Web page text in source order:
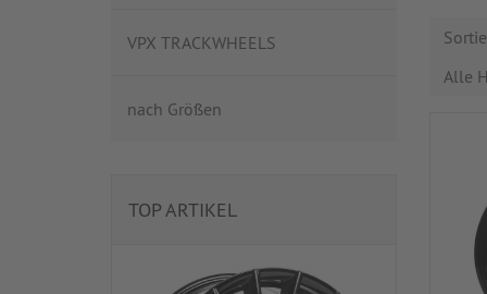
Alle
VPX TRACKWHEELS
nach Größen
TOP ARTIKEL